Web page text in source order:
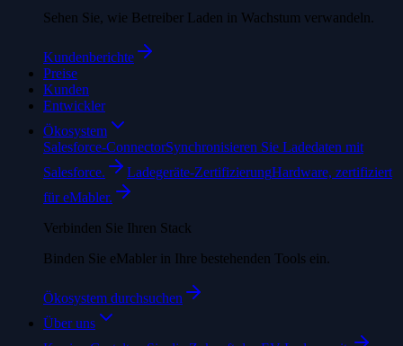
Sehen Sie, wie Betreiber Laden in Wachstum verwandeln.
Kundenberichte
Preise
Kunden
Entwickler
Ökosystem
Salesforce-ConnectorSynchronisieren Sie Ladedaten mit
Salesforce.
Ladegeräte-ZertifizierungHardware, zertifiziert
für eMabler.
Verbinden Sie Ihren Stack
Binden Sie eMabler in Ihre bestehenden Tools ein.
Ökosystem durchsuchen
Über uns